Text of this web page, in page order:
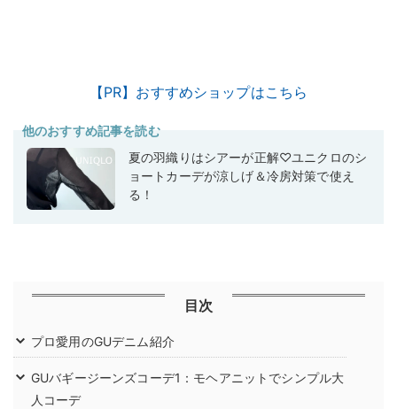
【PR】おすすめショップはこちら
他のおすすめ記事を読む
夏の羽織りはシアーが正解♡ユニクロのシ
ョートカーデが涼しげ＆冷房対策で使え
る！
目次
プロ愛用のGUデニム紹介
GUバギージーンズコーデ1：モヘアニットでシンプル大
人コーデ